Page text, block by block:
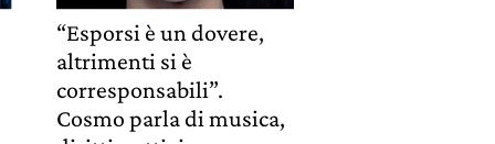
“Esporsi è un dovere,
altrimenti si è
corresponsabili”.
Cosmo parla di musica,